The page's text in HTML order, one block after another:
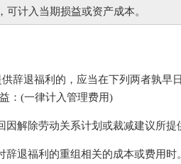
可计入当期损益或资产成本。
退福利的，应当在下列两者孰早
：(一律计入管理费用)
解除劳动关系计划或裁减建议所提
退福利的重组相关的成本或费用时